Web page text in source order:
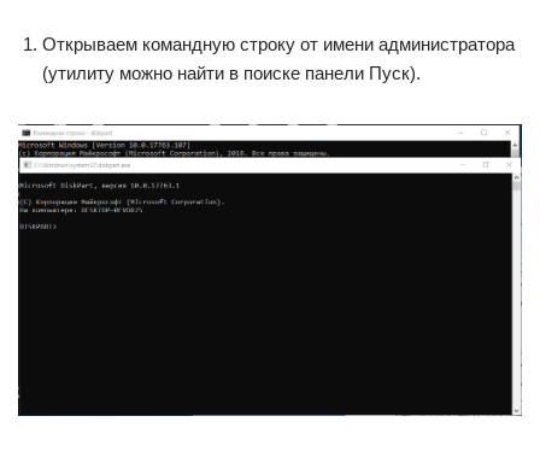
Открываем командную строку от имени администратора
(утилиту можно найти в поиске панели Пуск).